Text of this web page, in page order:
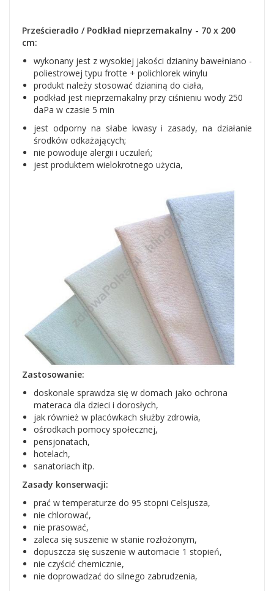
Prześcieradło / Podkład nieprzemakalny - 70 x 200
cm:
wykonany jest z wysokiej jakości dzianiny bawełniano -
poliestrowej typu frotte + polichlorek winylu
produkt należy stosować dzianiną do ciała,
podkład jest nieprzemakalny przy ciśnieniu wody 250
daPa w czasie 5 min
jest odporny na słabe kwasy i zasady, na działanie
środków odkażających;
nie powoduje alergii i uczuleń;
jest produktem wielokrotnego użycia,
Zastosowanie:
doskonale sprawdza się w domach jako ochrona
materaca dla dzieci i dorosłych,
jak również w placówkach służby zdrowia,
ośrodkach pomocy społecznej,
pensjonatach,
hotelach,
sanatoriach itp.
Zasady konserwacji:
prać w temperaturze do 95 stopni Celsjusza,
nie chlorować,
nie prasować,
zaleca się suszenie w stanie rozłożonym,
dopuszcza się suszenie w automacie 1 stopień,
nie czyścić chemicznie,
nie doprowadzać do silnego zabrudzenia,